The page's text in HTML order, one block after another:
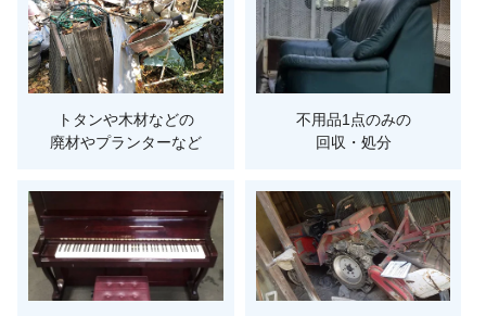
トタンや木材などの
廃材やプランターなど
不用品1点のみの
回収・処分